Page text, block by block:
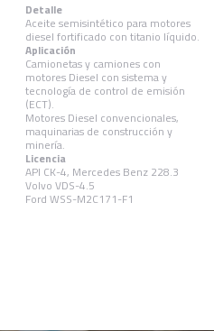
Detalle
Aceite semisintético para motores
diesel fortificado con titanio líquido.
Aplicación
Camionetas y camiones con
motores Diesel con sistema y
tecnología de control de emisión
(ECT).
Motores Diesel convencionales,
maquinarias de construcción y
minería.
Licencia
API CK-4, Mercedes Benz 228.3
Volvo VDS-4.5
Ford WSS-M2C171-F1